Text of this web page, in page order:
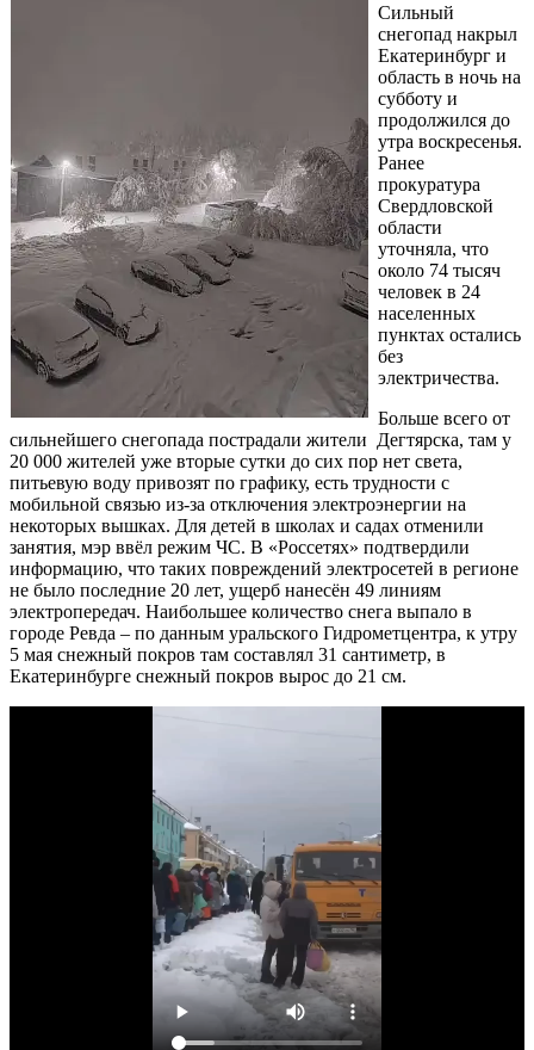
Сильный
снегопад накрыл
Екатеринбург и
область в ночь на
субботу и
продолжился до
утра воскресенья.
Ранее
прокуратура
Свердловской
области
уточняла, что
около 74 тысяч
человек в 24
населенных
пунктах остались
без
электричества.
Больше всего от
сильнейшего снегопада пострадали жители Дегтярска, там у
20 000 жителей уже вторые сутки до сих пор нет света,
питьевую воду привозят по графику, есть трудности с
мобильной связью из-за отключения электроэнергии на
некоторых вышках. Для детей в школах и садах отменили
занятия, мэр ввёл режим ЧС. В «Россетях» подтвердили
информацию, что таких повреждений электросетей в регионе
не было последние 20 лет, ущерб нанесён 49 линиям
электропередач. Наибольшее количество снега выпало в
городе Ревда – по данным уральского Гидрометцентра, к утру
5 мая снежный покров там составлял 31 сантиметр, в
Екатеринбурге снежный покров вырос до 21 см.